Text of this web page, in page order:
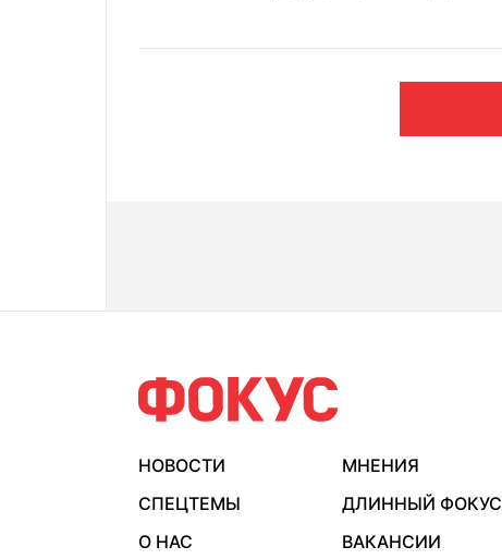
НОВОСТИ МНЕНИЯ
СПЕЦТЕМЫ
ДЛИННЫЙ ФОКУС
О НАС
ВАКАНСИИ